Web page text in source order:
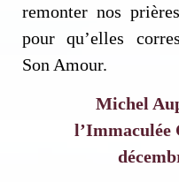
remonter nos
pour qu’elles
Son Amour.
Michel
l’Immaculée
Si vous souhaitez
veuillez indiquer ci-
S'inscrire